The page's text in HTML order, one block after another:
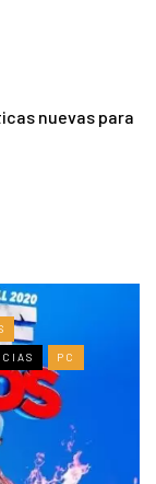
nuevas para
PC